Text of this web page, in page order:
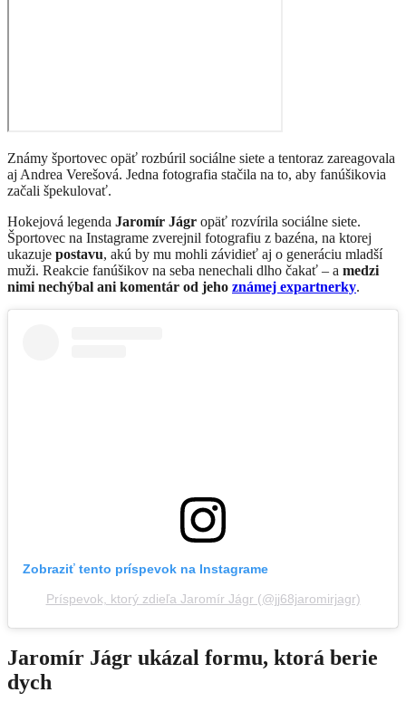
Známy športovec opäť rozbúril sociálne siete a tentoraz zareagovala
aj Andrea Verešová. Jedna fotografia stačila na to, aby fanúšikovia
začali špekulovať.
Hokejová legenda Jaromír Jágr opäť rozvírila sociálne siete.
Športovec na Instagrame zverejnil fotografiu z bazéna, na ktorej
ukazuje postavu, akú by mu mohli závidieť aj o generáciu mladší
muži. Reakcie fanúšikov na seba nenechali dlho čakať – a medzi
nimi nechýbal ani komentár od jeho známej expartnerky.
Zobraziť tento príspevok na Instagrame
Príspevok, ktorý zdieľa Jaromír Jágr (@jj68jaromirjagr)
Jaromír Jágr ukázal formu, ktorá berie
dych